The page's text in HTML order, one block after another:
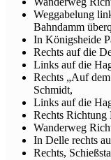
Weggabelung
Bahndamm
In Königsheide
Rechts auf die
Links auf die
Rechts „Auf
Schmidt,
Links auf die
Rechts Richtung
Wanderweg
In Delle rechts
Rechts,